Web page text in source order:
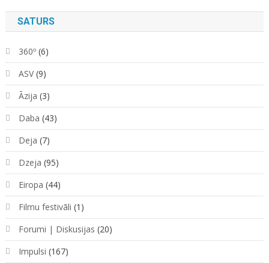
SATURS
360º(6)
ASV(9)
Āzija (3)
Daba (43)
Deja (7)
Dzeja (95)
Eiropa (44)
Filmu festivāli (1)
Forumi | Diskusijas (20)
Impulsi (167)